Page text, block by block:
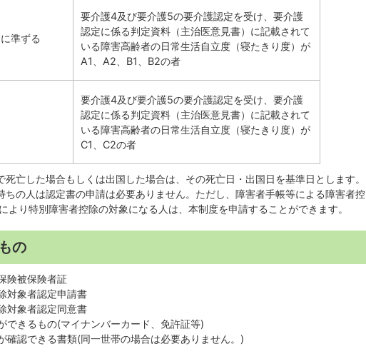
準ずる
要介護4及び要介護5の要介護認定を受け、要介護
認定に係る判定資料（主治医意見書）に記載されて
いる障害高齢者の日常生活自立度（寝たきり度）が
A1、A2、B1、B2の者
要介護4及び要介護5の要介護認定を受け、要介護
認定に係る判定資料（主治医意見書）に記載されて
いる障害高齢者の日常生活自立度（寝たきり度）が
C1、C2の者
亡した場合もしくは出国した場合は、その死亡日・出国日を基準日とします。
ちの人は認定書の申請は必要ありません。ただし、障害者手帳等による障害者控
より特別障害者控除の対象になる人は、本制度を申請することができます。
の
険被保険者証
対象者認定申請書
対象者認定同意書
できるもの(マイナンバーカード、免許証等)
確認できる書類(同一世帯の場合は必要ありません。)